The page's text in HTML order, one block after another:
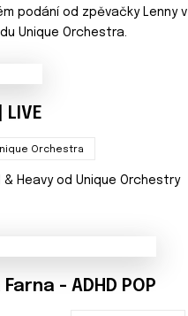
podání od zpěvačky Lenny v
Unique Orchestra.
Orchestra
Heavy od Unique Orchestry
Farna - ADHD POP